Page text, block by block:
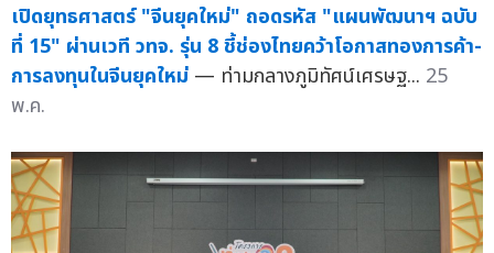
เปิดยุทธศาสตร์ "จีนยุคใหม่" ถอดรหัส "แผนพัฒนาฯ ฉบับ
ที่ 15" ผ่านเวที วทจ. รุ่น 8 ชี้ช่องไทยคว้าโอกาสทองการค้า-
การลงทุนในจีนยุคใหม่ — ท่ามกลางภูมิทัศน์เศรษฐ... 25
พ.ค.